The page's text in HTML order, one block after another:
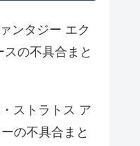
ンタジー エク
の不具合まと
ストラトス ア
の不具合まと